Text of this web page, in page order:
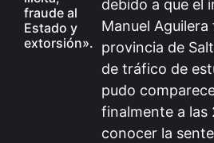
fraude al
Estado y
extorsión».
debido a que el
Manuel
provincia de
de tráfico de
pudo
finalmente a las
conocer la